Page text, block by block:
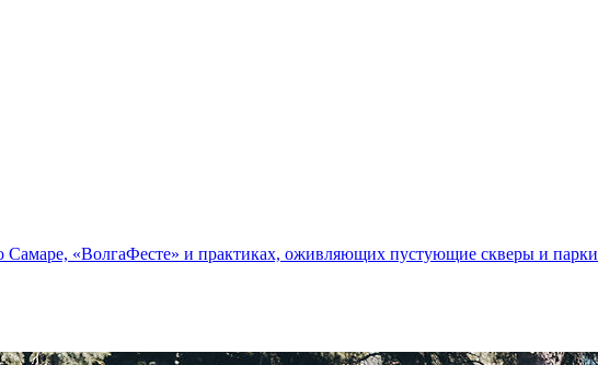
«ВолгаФесте» и практиках, оживляющих пустующие скверы и парки